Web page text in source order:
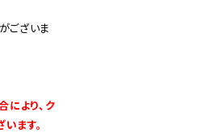
ございま
により、ク
ます。